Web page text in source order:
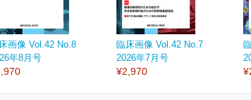
画像 Vol.42 No.8
年8月号
臨床画像 Vol.42 No.7
2026年7月号
¥2,970